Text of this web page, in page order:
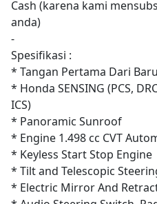
Cash (karena kami
anda)
-
Spesifikasi :
* Tangan Pertama Dari
* Honda SENSING (PCS,
ICS)
* Panoramic Sunroof
* Engine 1.498 cc CVT
* Keyless Start Stop Engine
* Tilt and Telescopic
* Electric Mirror And